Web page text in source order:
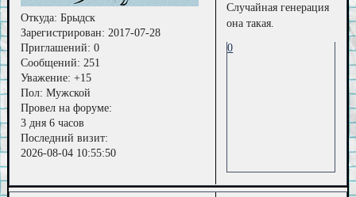
Откуда: Брыдск
Зарегистрирован: 2017-07-28
Приглашений: 0
Сообщений: 251
Уважение: +15
Пол: Мужской
Провел на форуме:
3 дня 6 часов
Последний визит:
2026-08-04 10:55:50
Случайная генерация
она такая.
0